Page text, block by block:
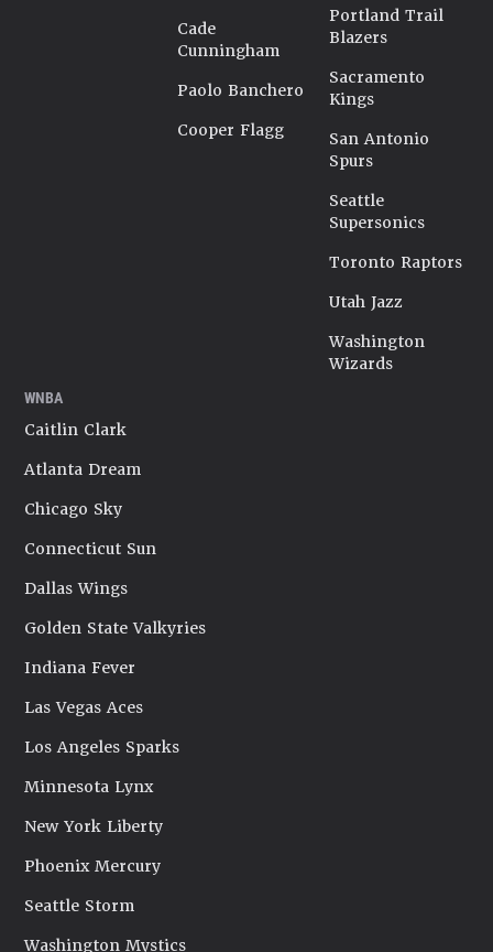
Cade
Cunningham
Paolo Banchero
Cooper Flagg
Portland Trail
Blazers
Sacramento
Kings
San Antonio
Spurs
Seattle
Supersonics
Toronto Raptors
Utah Jazz
Washington
Wizards
WNBA
Caitlin Clark
Atlanta Dream
Chicago Sky
Connecticut Sun
Dallas Wings
Golden State Valkyries
Indiana Fever
Las Vegas Aces
Los Angeles Sparks
Minnesota Lynx
New York Liberty
Phoenix Mercury
Seattle Storm
Washington Mystics